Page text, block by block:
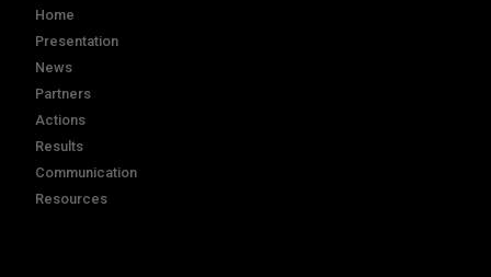
Home
Presentation
News
Partners
Actions
Results
Communication
Resources